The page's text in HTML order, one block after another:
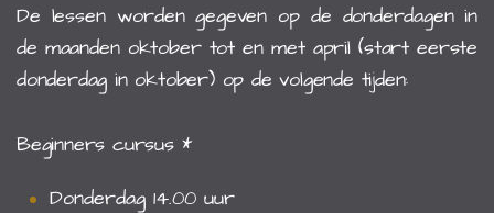
De lessen worden gegeven op de donderdagen in
de maanden oktober tot en met april (start eerste
donderdag in oktober) op de volgende tijden:
Beginners cursus *
Donderdag 14.00 uur